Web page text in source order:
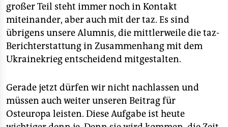
großer Teil steht immer noch in Kontakt
miteinander, aber auch mit der taz. Es sind
übrigens unsere Alumnis, die mittlerweile die taz-
Berichterstattung in Zusammenhang mit dem
Ukrainekrieg entscheidend mitgestalten.
Gerade jetzt dürfen wir nicht nachlassen und
müssen auch weiter unseren Beitrag für
Osteuropa leisten. Diese Aufgabe ist heute